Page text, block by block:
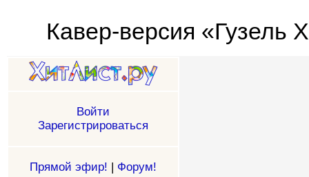
Кавер-версия «Гузель
Войти
Зарегистрироваться
Прямой эфир! | Форум!